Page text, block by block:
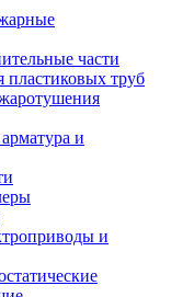
части
труб
и
и